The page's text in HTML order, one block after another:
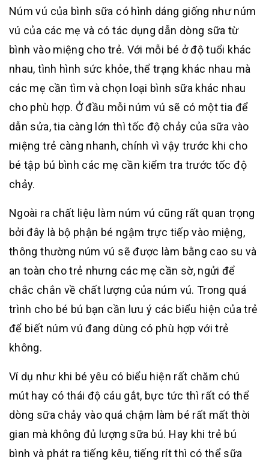
Núm vú của bình sữa có hình dáng giống như núm
vú của các mẹ và có tác dụng dẫn dòng sữa từ
bình vào miệng cho trẻ. Với mỗi bé ở độ tuổi khác
nhau, tình hình sức khỏe, thể trạng khác nhau mà
các mẹ cần tìm và chọn loại bình sữa khác nhau
cho phù hợp. Ở đầu mỗi núm vú sẽ có một tia để
dẫn sửa, tia càng lớn thì tốc độ chảy của sữa vào
miệng trẻ càng nhanh, chính vì vậy trước khi cho
bé tập bú bình các mẹ cần kiểm tra trước tốc độ
chảy.
Ngoài ra chất liệu làm núm vú cũng rất quan trọng
bởi đây là bộ phận bé ngậm trực tiếp vào miệng,
thông thường núm vú sẽ được làm bằng cao su và
an toàn cho trẻ nhưng các mẹ cần sờ, ngửi để
chắc chắn về chất lượng của núm vú. Trong quá
trình cho bé bú bạn cần lưu ý các biểu hiện của trẻ
để biết núm vú đang dùng có phù hợp với trẻ
không.
Ví dụ như khi bé yêu có biểu hiện rất chăm chú
mút hay có thái độ cáu gắt, bực tức thì rất có thể
dòng sữa chảy vào quá chậm làm bé rất mất thời
gian mà không đủ lượng sữa bú. Hay khi trẻ bú
bình và phát ra tiếng kêu, tiếng rít thì có thể sữa